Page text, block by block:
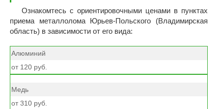
Ознакомтесь с ориентировочными ценами в пунктах
приема металлолома Юрьев-Польского (Владимирская
область) в зависимости от его вида:
Алюминий
от 120 руб.
Медь
от 310 руб.